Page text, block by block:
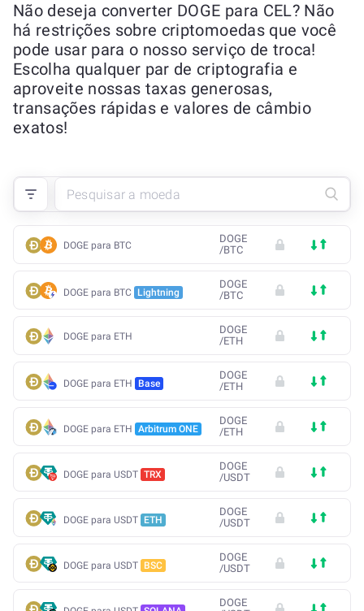
Não deseja converter DOGE para CEL? Não
há restrições sobre criptomoedas que você
pode usar para o nosso serviço de troca!
Escolha qualquer par de criptografia e
aproveite nossas taxas generosas,
transações rápidas e valores de câmbio
exatos!
DOGE para BTC
DOGE
/BTC
DOGE para BTC Lightning
DOGE
/BTC
DOGE para ETH
DOGE
/ETH
DOGE para ETH Base
DOGE
/ETH
DOGE para ETH Arbitrum ONE
DOGE
/ETH
DOGE para USDT TRX
DOGE
/USDT
DOGE para USDT ETH
DOGE
/USDT
DOGE para USDT BSC
DOGE
/USDT
DOGE